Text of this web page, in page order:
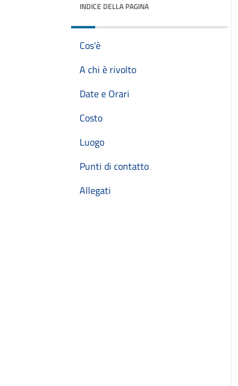
INDICE DELLA PAGINA
Cos'è
A chi è rivolto
Date e Orari
Costo
Luogo
Punti di contatto
Allegati